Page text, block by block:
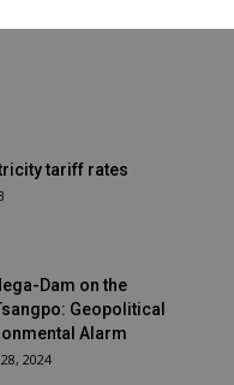
tariff rates
Dam on the
Geopolitical
Alarm
2024